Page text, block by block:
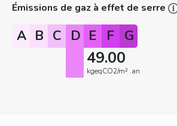
Émissions de gaz à effet de serre
A B C D E F G
49.00
kgeqCO2/m² .an